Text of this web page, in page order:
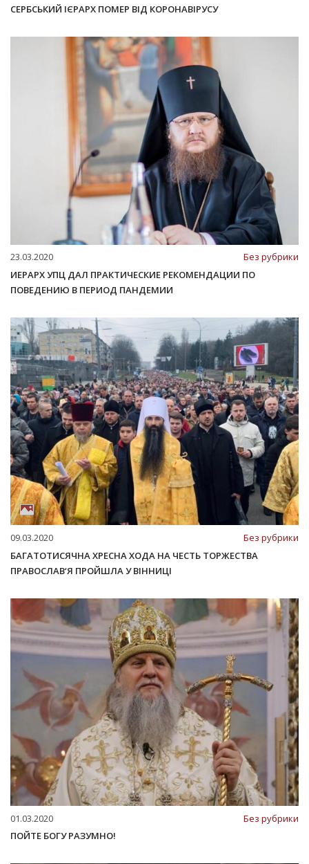
СЕРБСЬКИЙ ІЄРАРХ ПОМЕР ВІД КОРОНАВІРУСУ
23.03.2020
Без рубрики
ИЕРАРХ УПЦ ДАЛ ПРАКТИЧЕСКИЕ РЕКОМЕНДАЦИИ ПО
ПОВЕДЕНИЮ В ПЕРИОД ПАНДЕМИИ
09.03.2020
Без рубрики
БАГАТОТИСЯЧНА ХРЕСНА ХОДА НА ЧЕСТЬ ТОРЖЕСТВА
ПРАВОСЛАВ‘Я ПРОЙШЛА У ВІННИЦІ
01.03.2020
Без рубрики
ПОЙТЕ БОГУ РАЗУМНО!